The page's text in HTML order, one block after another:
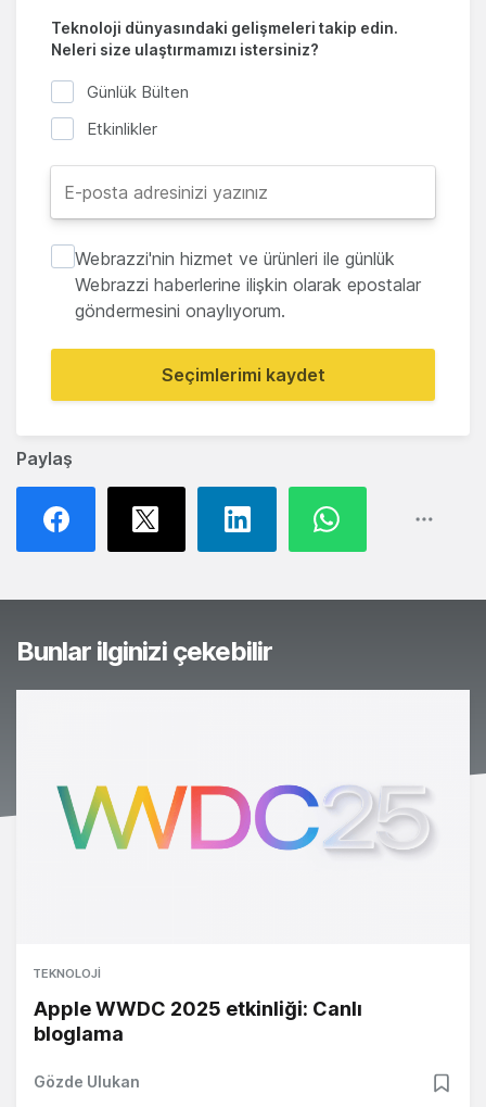
Paylaş
Teknoloji dünyasındaki gelişmeleri takip edin.
Neleri size ulaştırmamızı istersiniz?
Günlük Bülten
Etkinlikler
Webrazzi'nin hizmet ve ürünleri ile günlük
Webrazzi haberlerine ilişkin olarak epostalar
göndermesini onaylıyorum.
Seçimlerimi kaydet
Bunlar ilginizi çekebilir
TEKNOLOJI
Apple WWDC 2025 etkinliği: Canlı
bloglama
Gözde Ulukan